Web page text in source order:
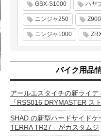
GSX-S1000 ハヤ
ニンジャ250
ニンジャ1000
バイク用品
アールエスタイチの新ライデ
「RSS016 DRYMASTER スト
SHAD の新型ハードサイドケ
TERRA TR27」がカスタムジ